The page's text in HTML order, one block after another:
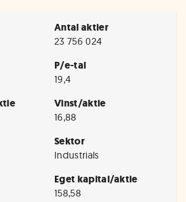
Antal aktier
23 756 024
P/e-tal
19,4
Vinst/aktie
16,88
Sektor
Industrials
Eget kapital/aktie
158,58